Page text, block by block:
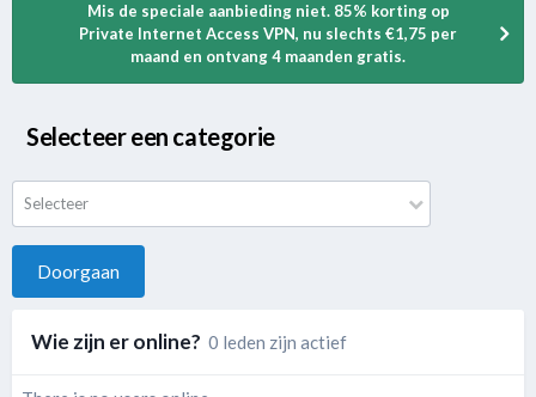
Mis de speciale aanbieding niet. 85% korting op
Private Internet Access VPN, nu slechts €1,75 per
maand en ontvang 4 maanden gratis.
Selecteer een categorie
Selecteer
Doorgaan
Wie zijn er online? 0 leden zijn actief